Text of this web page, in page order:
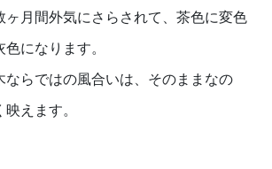
ヶ月間外気にさらされて、茶色に変色
になります。
ならではの風合いは、そのままなの
えます。